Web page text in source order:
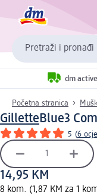
Pretraži i pronađi
dm
Početna stranica
GilletteBlue3
5 (6
14,95 KM
8 kom. (1,87 KM za 1